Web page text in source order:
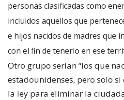
personas clasificadas como
incluidos aquellos que
e hijos nacidos de madres que
con el fin de tenerlo en ese
Otro grupo serían “los que
estadounidenses, pero solo
la ley para eliminar la